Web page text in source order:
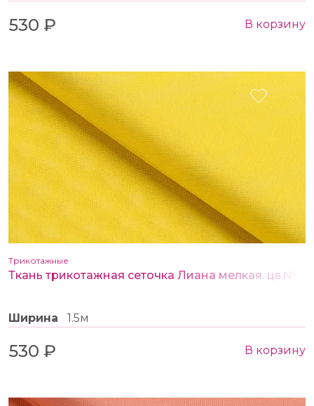
530 ₽ В корзину
Трикотажные
Ширина 1.5м
530 ₽ В корзину